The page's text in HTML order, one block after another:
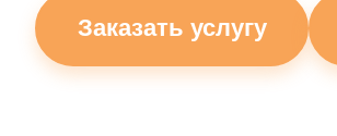
Заказать услугу